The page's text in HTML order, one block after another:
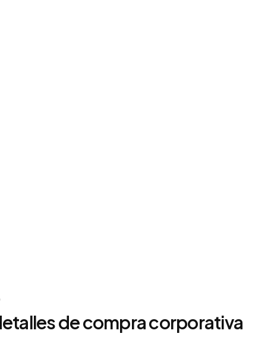
de compra corporativa